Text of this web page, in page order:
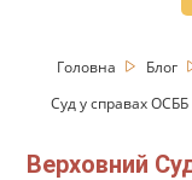
Головна Блог
Суд у справах ОСББ
Верховний